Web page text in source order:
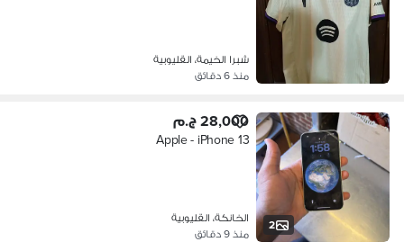
شبرا الخيمة، القليوبية
منذ 6 دقائق
2
28,000 ج.م
Apple - iPhone 13
الخانكة، القليوبية
منذ 9 دقائق